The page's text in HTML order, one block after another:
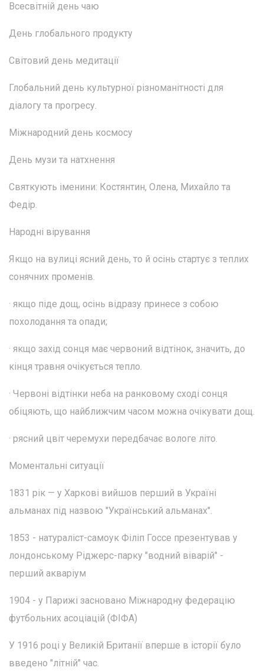
Всесвітній день чаю
День глобального продукту
Світовий день медитації
Глобальний день культурної різноманітності для
діалогу та прогресу.
Міжнародний день космосу
День музи та натхнення
Святкують іменини: Костянтин, Олена, Михайло та
Федір.
Народні вірування
Якщо на вулиці ясний день, то й осінь стартує з теплих
сонячних променів.
· якщо піде дощ, осінь відразу принесе з собою
похолодання та опади;
· якщо захід сонця має червоний відтінок, значить, до
кінця травня очікується тепло.
· Червоні відтінки неба на ранковому сході сонця
обіцяють, що найближчим часом можна очікувати дощ.
· рясний цвіт черемухи передбачає вологе літо.
Моментальні ситуації
1831 рік — у Харкові вийшов перший в Україні
альманах під назвою "Український альманах".
1853 - натураліст-самоук Філіп Госсе презентував у
лондонському Ріджерс-парку "водний віварій" -
перший акваріум
1904 - у Парижі засновано Міжнародну федерацію
футбольних асоціацій (ФІФА)
У 1916 році у Великій Британії вперше в історії було
введено "літній" час.